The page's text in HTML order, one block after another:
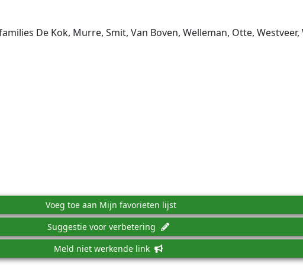
De Kok, Murre, Smit, Van Boven, Welleman, Otte,
Voeg toe aan Mijn favorieten lijst
Suggestie voor verbetering
Meld niet werkende link